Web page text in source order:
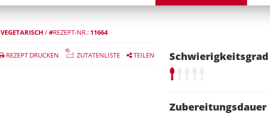
VEGETARISCH /#REZEPT-NR.: 11664
REZEPT DRUCKEN ZUTATENLISTE TEILEN Schwierigkeitsgrad
Zubereitungsdauer